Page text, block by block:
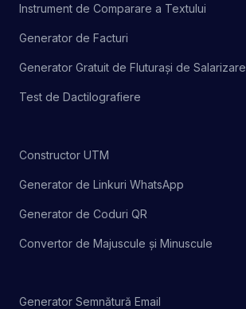
Instrument de Comparare a Textului
Generator de Facturi
Generator Gratuit de Fluturași de Salarizare
Test de Dactilografiere
Constructor UTM
Generator de Linkuri WhatsApp
Generator de Coduri QR
Convertor de Majuscule și Minuscule
Generator Semnătură Email